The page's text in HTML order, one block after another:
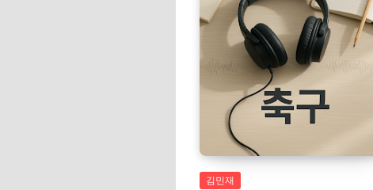
김민재